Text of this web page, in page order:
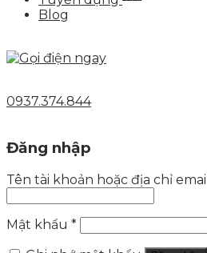
Blog
0937.374.844
Đăng nhập
Tên tài khoản hoặc địa chỉ email
Mật khẩu *